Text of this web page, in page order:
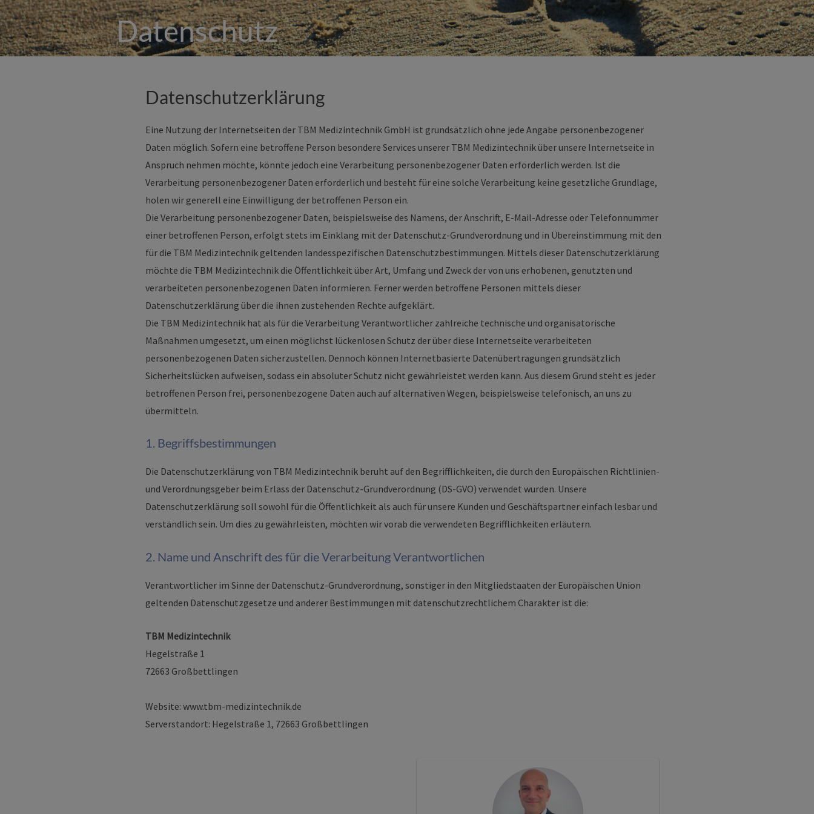
Datenschutz
Datenschutzerklärung
Eine Nutzung der Internetseiten der TBM Medizintechnik GmbH ist grundsätzlich ohne jede Angabe personenbezogener
Daten möglich. Sofern eine betroffene Person besondere Services unserer TBM Medizintechnik über unsere Internetseite in
Anspruch nehmen möchte, könnte jedoch eine Verarbeitung personenbezogener Daten erforderlich werden. Ist die
Verarbeitung personenbezogener Daten erforderlich und besteht für eine solche Verarbeitung keine gesetzliche Grundlage,
holen wir generell eine Einwilligung der betroffenen Person ein.
Die Verarbeitung personenbezogener Daten, beispielsweise des Namens, der Anschrift, E-Mail-Adresse oder Telefonnummer
einer betroffenen Person, erfolgt stets im Einklang mit der Datenschutz-Grundverordnung und in Übereinstimmung mit den
für die TBM Medizintechnik geltenden landesspezifischen Datenschutzbestimmungen. Mittels dieser Datenschutzerklärung
möchte die TBM Medizintechnik die Öffentlichkeit über Art, Umfang und Zweck der von uns erhobenen, genutzten und
verarbeiteten personenbezogenen Daten informieren. Ferner werden betroffene Personen mittels dieser
Datenschutzerklärung über die ihnen zustehenden Rechte aufgeklärt.
Die TBM Medizintechnik hat als für die Verarbeitung Verantwortlicher zahlreiche technische und organisatorische
Maßnahmen umgesetzt, um einen möglichst lückenlosen Schutz der über diese Internetseite verarbeiteten
personenbezogenen Daten sicherzustellen. Dennoch können Internetbasierte Datenübertragungen grundsätzlich
Sicherheitslücken aufweisen, sodass ein absoluter Schutz nicht gewährleistet werden kann. Aus diesem Grund steht es jeder
betroffenen Person frei, personenbezogene Daten auch auf alternativen Wegen, beispielsweise telefonisch, an uns zu
übermitteln.
1. Begriffsbestimmungen
Die Datenschutzerklärung von TBM Medizintechnik beruht auf den Begrifflichkeiten, die durch den Europäischen Richtlinien-
und Verordnungsgeber beim Erlass der Datenschutz-Grundverordnung (DS-GVO) verwendet wurden. Unsere
Datenschutzerklärung soll sowohl für die Öffentlichkeit als auch für unsere Kunden und Geschäftspartner einfach lesbar und
verständlich sein. Um dies zu gewährleisten, möchten wir vorab die verwendeten Begrifflichkeiten erläutern.
2. Name und Anschrift des für die Verarbeitung Verantwortlichen
Verantwortlicher im Sinne der Datenschutz-Grundverordnung, sonstiger in den Mitgliedstaaten der Europäischen Union
geltenden Datenschutzgesetze und anderer Bestimmungen mit datenschutzrechtlichem Charakter ist die:
TBM Medizintechnik
Hegelstraße 1
72663 Großbettlingen
Website: www.tbm-medizintechnik.de
Serverstandort: Hegelstraße 1, 72663 Großbettlingen